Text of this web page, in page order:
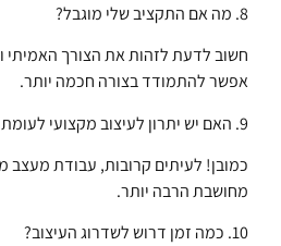
8. מה אם התקציב שלי מוגבל?
חשוב לדעת לזהות את הצורך האמיתי
אפשר להתמודד בצורה חכמה יותר.
9. האם יש יתרון לעיצוב מקצועי לעומת DIY?
כמובן! לעיתים קרובות, עבודת
מחושבת הרבה יותר.
10. כמה זמן דרוש לשדרוג העיצוב?